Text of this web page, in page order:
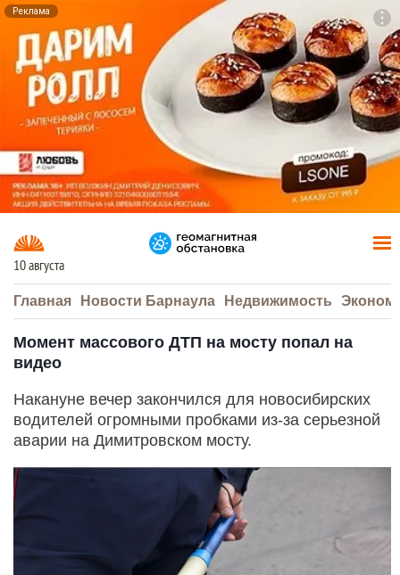
Реклама
10 августа
Главная Новости Барнаула Недвижимость
Момент массового ДТП на мосту попал на
видео
Накануне вечер закончился для новосибирских
водителей огромными пробками из-за серьезной
аварии на Димитровском мосту.